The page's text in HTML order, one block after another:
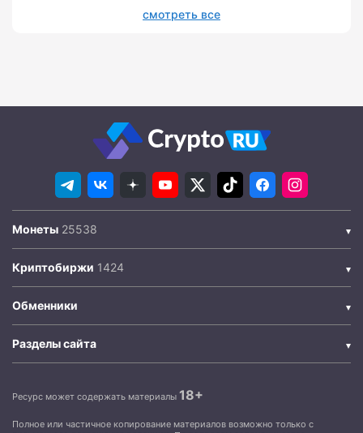
смотреть все
Монеты
Криптобиржи
Обменники
Разделы сайта
Ресурс может содержать материалы 18+
Полное или частичное копирование материалов возможно только с